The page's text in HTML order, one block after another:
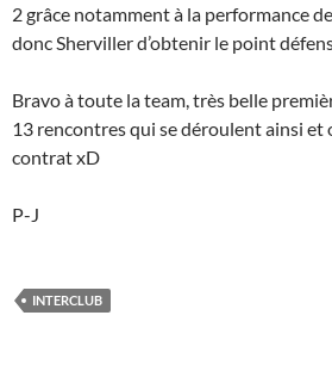
2 grâce notamment à la performance
donc Sherviller d’obtenir le point
Bravo à toute la team, très belle
13 rencontres qui se déroulent ainsi et
contrat xD
P-J
INTERCLUB